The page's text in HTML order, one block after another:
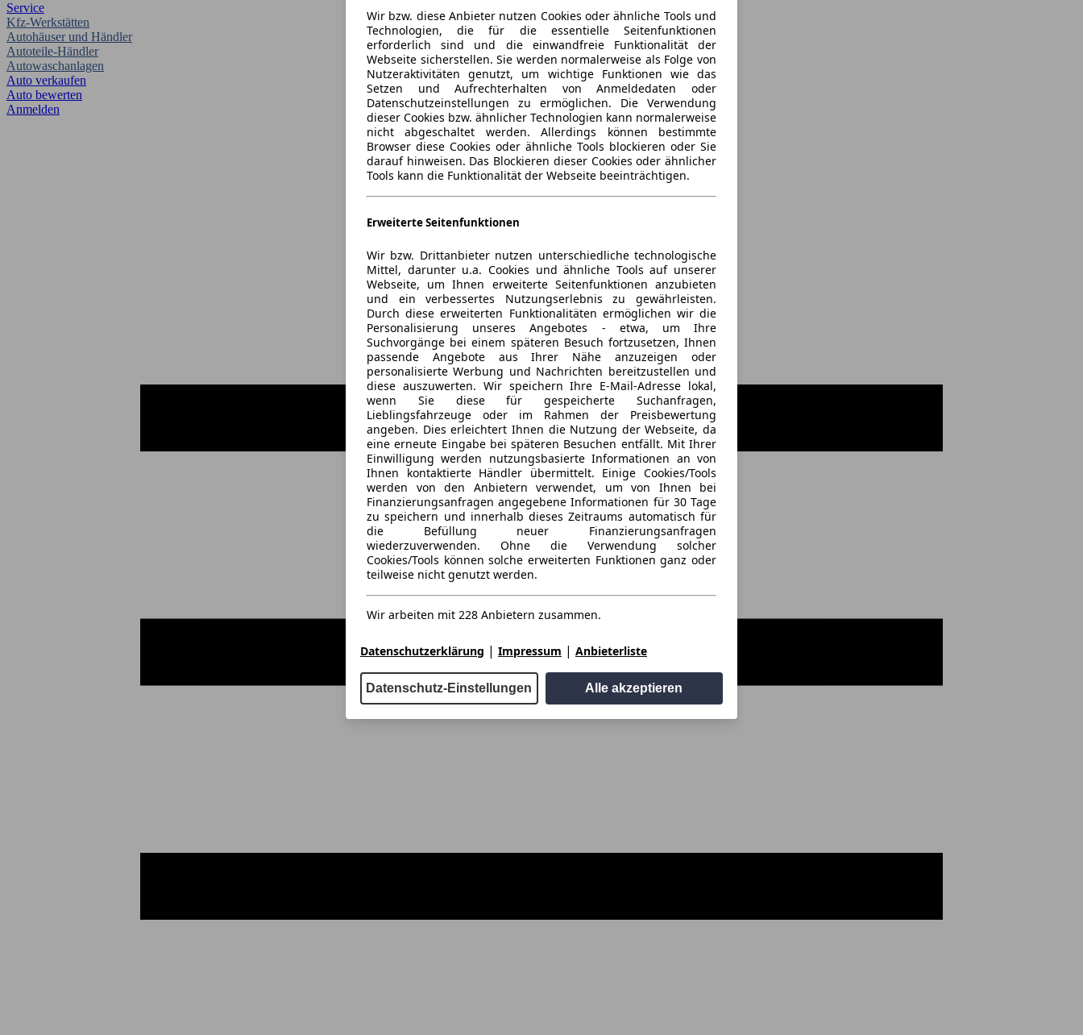
Service
Kfz-Werkstätten
Autohäuser und Händler
Autoteile-Händler
Autowaschanlagen
Auto verkaufen
Auto bewerten
Anmelden
Wir bzw. diese Anbieter nutzen Cookies oder ähnliche Tools und
Technologien, die für die essentielle Seitenfunktionen
erforderlich sind und die einwandfreie Funktionalität der
Webseite sicherstellen. Sie werden normalerweise als Folge von
Nutzeraktivitäten genutzt, um wichtige Funktionen wie das
Setzen und Aufrechterhalten von Anmeldedaten oder
Datenschutzeinstellungen zu ermöglichen. Die Verwendung
dieser Cookies bzw. ähnlicher Technologien kann normalerweise
nicht abgeschaltet werden. Allerdings können bestimmte
Browser diese Cookies oder ähnliche Tools blockieren oder Sie
darauf hinweisen. Das Blockieren dieser Cookies oder ähnlicher
Tools kann die Funktionalität der Webseite beeinträchtigen.
Erweiterte Seitenfunktionen
Wir bzw. Drittanbieter nutzen unterschiedliche technologische
Mittel, darunter u.a. Cookies und ähnliche Tools auf unserer
Webseite, um Ihnen erweiterte Seitenfunktionen anzubieten
und ein verbessertes Nutzungserlebnis zu gewährleisten.
Durch diese erweiterten Funktionalitäten ermöglichen wir die
Personalisierung unseres Angebotes - etwa, um Ihre
Suchvorgänge bei einem späteren Besuch fortzusetzen, Ihnen
passende Angebote aus Ihrer Nähe anzuzeigen oder
personalisierte Werbung und Nachrichten bereitzustellen und
diese auszuwerten. Wir speichern Ihre E-Mail-Adresse lokal,
wenn Sie diese für gespeicherte Suchanfragen,
Lieblingsfahrzeuge oder im Rahmen der Preisbewertung
angeben. Dies erleichtert Ihnen die Nutzung der Webseite, da
eine erneute Eingabe bei späteren Besuchen entfällt. Mit Ihrer
Einwilligung werden nutzungsbasierte Informationen an von
Ihnen kontaktierte Händler übermittelt. Einige Cookies/Tools
werden von den Anbietern verwendet, um von Ihnen bei
Finanzierungsanfragen angegebene Informationen für 30 Tage
zu speichern und innerhalb dieses Zeitraums automatisch für
die Befüllung neuer Finanzierungsanfragen
wiederzuverwenden. Ohne die Verwendung solcher
Cookies/Tools können solche erweiterten Funktionen ganz oder
teilweise nicht genutzt werden.
Wir arbeiten mit 228 Anbietern zusammen.
Datenschutzerklärung | Impressum | Anbieterliste
Datenschutz-Einstellungen Alle akzeptieren